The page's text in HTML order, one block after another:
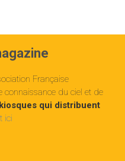
Française
du ciel et de
kiosques qui distribuent
ici